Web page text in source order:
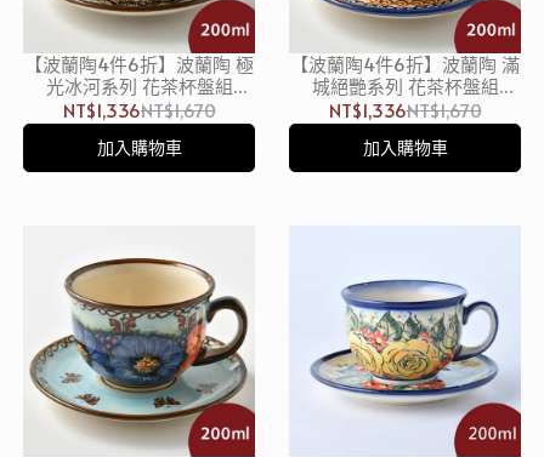
【波蘭陶4件6折】波蘭陶 極
光冰河系列 花茶杯盤組
200ml 波蘭手工製
NT$1,336NT$1,670
加入購物車
【波蘭陶4件6折】波蘭陶 滿
城絕艷系列 花茶杯盤組
200ml 波蘭手工製
NT$1,336NT$1,670
加入購物車